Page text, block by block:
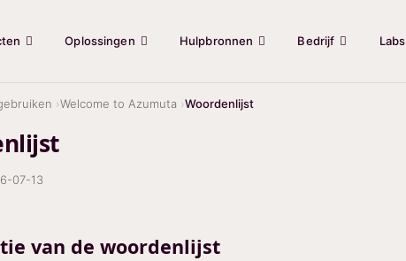
Oplossingen Hulpbronnen Bedrijf Labs
Welcome to Azumuta Woordenlijst
07-13
van de woordenlijst